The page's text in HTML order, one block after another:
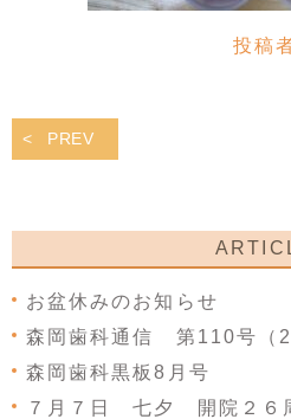
投稿
PREV
お盆休みのお知らせ
森岡歯科通信 第110号（
森岡歯科黒板8月号
７月７日 七夕 開院２